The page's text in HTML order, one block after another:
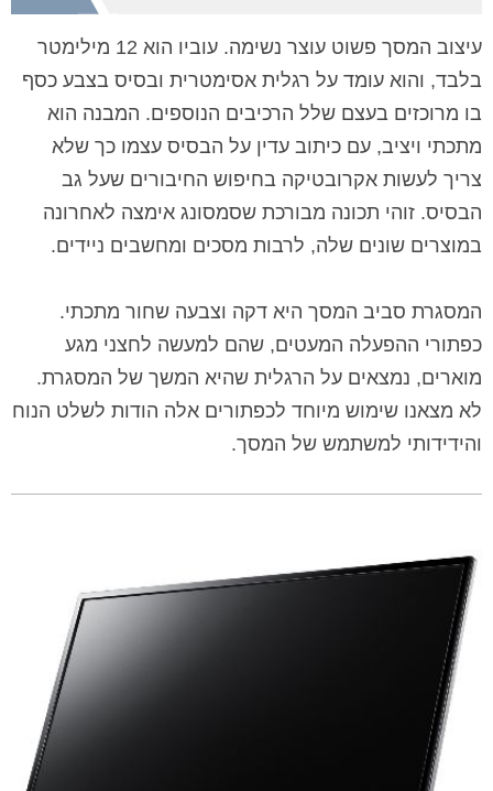
עיצוב המסך פשוט עוצר נשימה. עוביו הוא 12 מילימטר
בלבד, והוא עומד על רגלית אסימטרית ובסיס בצבע כסף
בו מרוכזים בעצם שלל הרכיבים הנוספים. המבנה הוא
מתכתי ויציב, עם כיתוב עדין על הבסיס עצמו כך שלא
צריך לעשות אקרובטיקה בחיפוש החיבורים שעל גב
הבסיס. זוהי תכונה מבורכת שסמסונג אימצה לאחרונה
במוצרים שונים שלה, לרבות מסכים ומחשבים ניידים.
המסגרת סביב המסך היא דקה וצבעה שחור מתכתי.
כפתורי ההפעלה המעטים, שהם למעשה לחצני מגע
מוארים, נמצאים על הרגלית שהיא המשך של המסגרת.
לא מצאנו שימוש מיוחד לכפתורים אלה הודות לשלט הנוח
והידידותי למשתמש של המסך.